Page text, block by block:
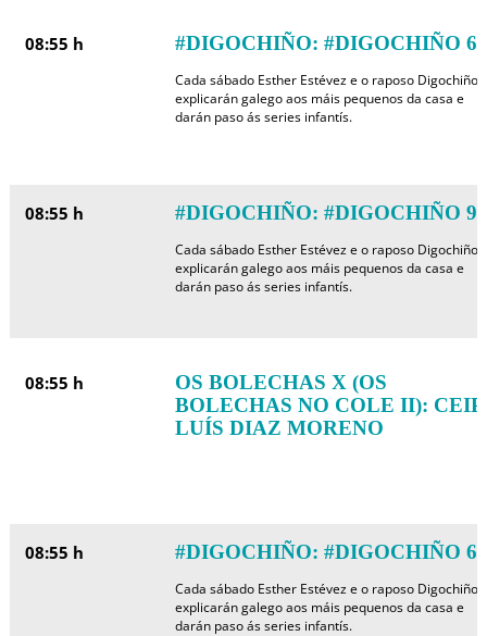
08:55 h #DIGOCHIÑO: #DIGOCHIÑO 6
Cada sábado Esther Estévez e o raposo Digochiño
explicarán galego aos máis pequenos da casa e
darán paso ás series infantís.
08:55 h #DIGOCHIÑO: #DIGOCHIÑO 99
Cada sábado Esther Estévez e o raposo Digochiño
explicarán galego aos máis pequenos da casa e
darán paso ás series infantís.
08:55 h
OS BOLECHAS X (OS
BOLECHAS NO COLE II): CEIP
LUÍS DIAZ MORENO
08:55 h #DIGOCHIÑO: #DIGOCHIÑO 6
Cada sábado Esther Estévez e o raposo Digochiño
explicarán galego aos máis pequenos da casa e
darán paso ás series infantís.